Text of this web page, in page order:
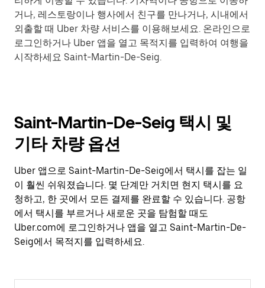
거나, 레스토랑이나 행사에서 친구를 만나거나, 시내에서
외출할 때 Uber 차량 서비스를 이용해보세요. 온라인으로
로그인하거나 Uber 앱을 열고 목적지를 입력하여 여행을
시작하세요 Saint-Martin-De-Seig.
Saint-Martin-De-Seig 택시 및
기타 차량 옵션
Uber 앱으로 Saint-Martin-De-Seig에서 택시를 잡는 일
이 훨씬 쉬워졌습니다. 몇 단계만 거치면 현지 택시를 요
청하고, 한 곳에서 모든 결제를 완료할 수 있습니다. 공항
에서 택시를 부르거나 새로운 곳을 탐험할 때도
Uber.com에 로그인하거나 앱을 열고 Saint-Martin-De-
Seig에서 목적지를 입력하세요.